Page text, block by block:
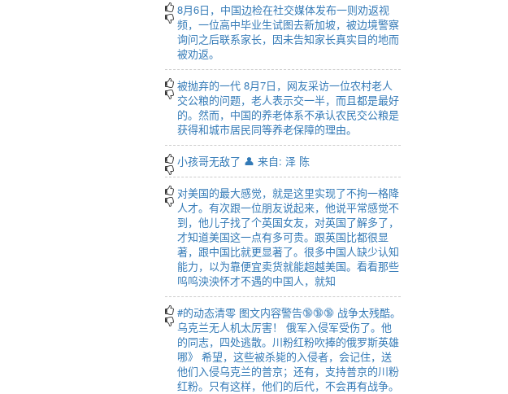
8月6日，中国边检在社交媒体发布一则劝返视
频，一位高中毕业生试图去新加坡，被边境警察
询问之后联系家长，因未告知家长真实目的地而
被劝返。
被抛弃的一代 8月7日，网友采访一位农村老人
交公粮的问题，老人表示交一半，而且都是最好
的。然而，中国的养老体系不承认农民交公粮是
获得和城市居民同等养老保障的理由。
小孩哥无敌了 👤 来自: 泽 陈
对美国的最大感觉，就是这里实现了不拘一格降
人才。有次跟一位朋友说起来，他说平常感觉不
到，他儿子找了个英国女友，对英国了解多了，
才知道美国这一点有多可贵。跟英国比都很显
著，跟中国比就更显著了。很多中国人缺少认知
能力，以为靠便宜卖货就能超越美国。看看那些
呜呜泱泱怀才不遇的中国人，就知
#的动态清零 图文内容警告🔞🔞🔞 战争太残酷。
乌克兰无人机太厉害！ 俄军入侵军受伤了。他
的同志，四处逃散。川粉红粉吹捧的俄罗斯英雄
哪》 希望，这些被杀毙的入侵者，会记住，送
他们入侵乌克兰的普京；还有，支持普京的川粉
红粉。只有这样，他们的后代，不会再有战争。